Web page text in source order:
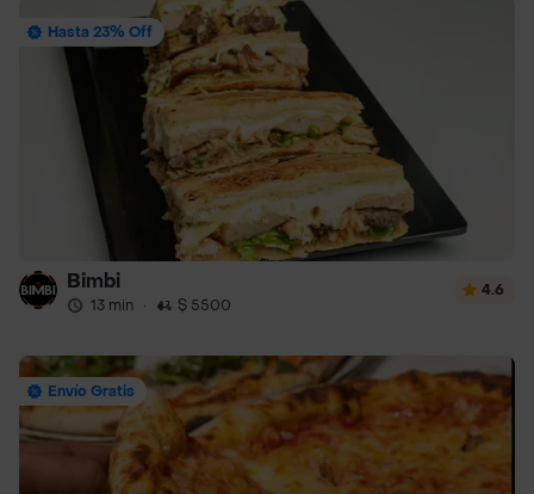
Hasta 23% Off
Bimbi
13 min · $ 5500
4.6
Envío Gratis